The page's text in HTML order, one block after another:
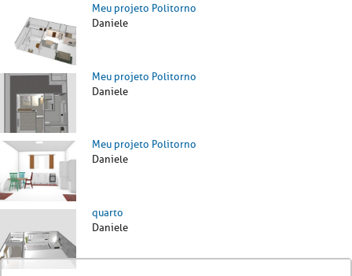
Meu projeto Politorno
Daniele
Meu projeto Politorno
Daniele
Meu projeto Politorno
Daniele
quarto
Daniele